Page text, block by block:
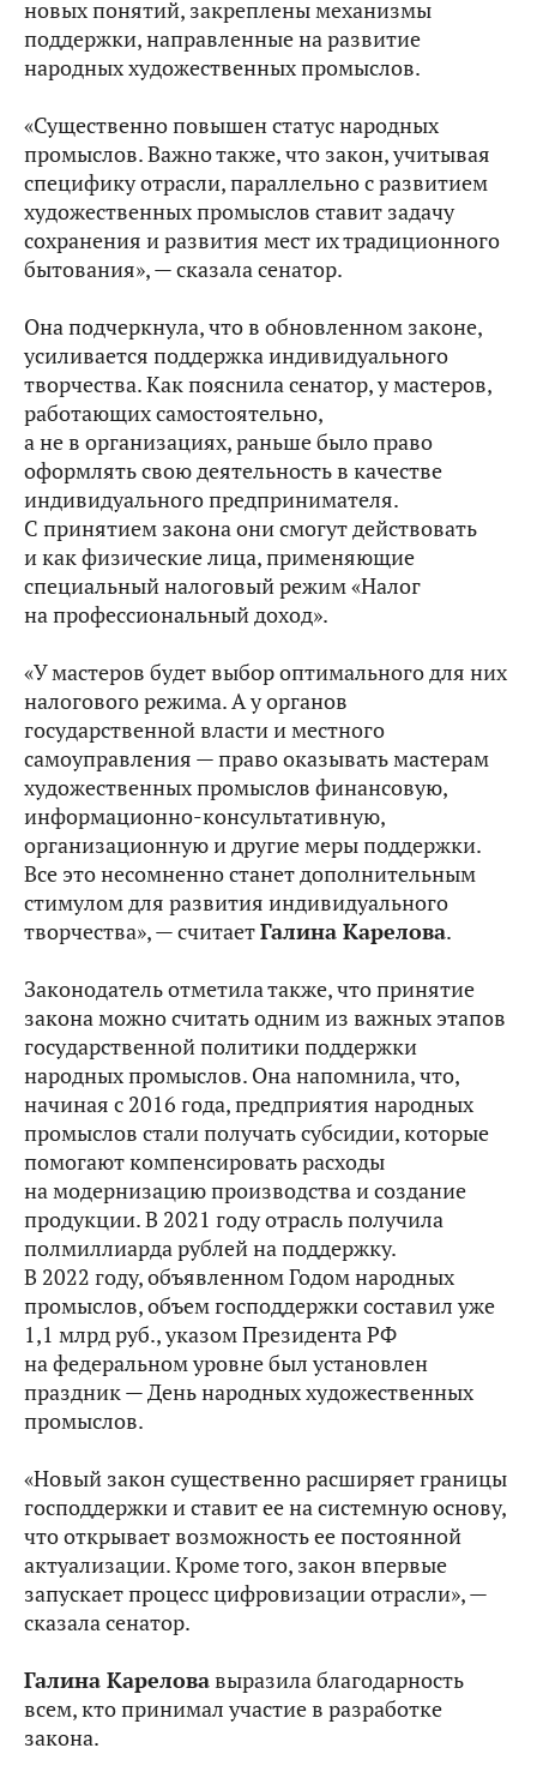
новых понятий, закреплены механизмы
поддержки, направленные на развитие
народных художественных промыслов.
«Существенно повышен статус народных
промыслов. Важно также, что закон, учитывая
специфику отрасли, параллельно с развитием
художественных промыслов ставит задачу
сохранения и развития мест их традиционного
бытования», — сказала сенатор.
Она подчеркнула, что в обновленном законе,
усиливается поддержка индивидуального
творчества. Как пояснила сенатор, у мастеров,
работающих самостоятельно,
а не в организациях, раньше было право
оформлять свою деятельность в качестве
индивидуального предпринимателя.
С принятием закона они смогут действовать
и как физические лица, применяющие
специальный налоговый режим «Налог
на профессиональный доход».
«У мастеров будет выбор оптимального для них
налогового режима. А у органов
государственной власти и местного
самоуправления — право оказывать мастерам
художественных промыслов финансовую,
информационно-консультативную,
организационную и другие меры поддержки.
Все это несомненно станет дополнительным
стимулом для развития индивидуального
творчества», — считаетГалина Карелова.
Законодатель отметила также, что принятие
закона можно считать одним из важных этапов
государственной политики поддержки
народных промыслов. Она напомнила, что,
начиная с 2016 года, предприятия народных
промыслов стали получать субсидии, которые
помогают компенсировать расходы
на модернизацию производства и создание
продукции. В 2021 году отрасль получила
полмиллиарда рублей на поддержку.
В 2022 году, объявленном Годом народных
промыслов, объем господдержки составил уже
1,1 млрд руб., указом Президента РФ
на федеральном уровне был установлен
праздник — День народных художественных
промыслов.
«Новый закон существенно расширяет границы
господдержки и ставит ее на системную основу,
что открывает возможность ее постоянной
актуализации. Кроме того, закон впервые
запускает процесс цифровизации отрасли», —
сказала сенатор.
Галина Кареловавыразила благодарность
всем, кто принимал участие в разработке
закона.